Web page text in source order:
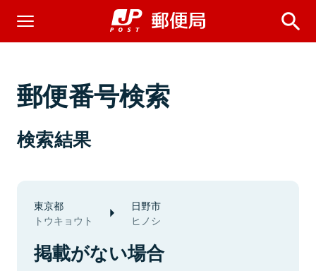
郵便番号検索
検索結果
東京都
トウキョウト
日野市
ヒノシ
掲載がない場合